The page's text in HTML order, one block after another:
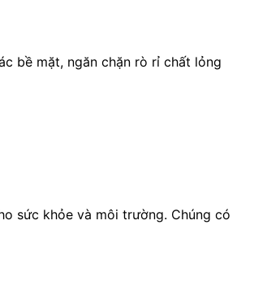
bề mặt, ngăn chặn rò rỉ chất lỏng
sức khỏe và môi trường. Chúng có